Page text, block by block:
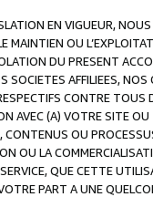
EN VIGUEUR,
MAINTIEN OU
DU PRESENT
SOCIETES AFFILIEES,
CONTRE
AVEC (A) VOTRE SITE
CONTENUS OU
OU LA
QUE CETTE
PART A UNE